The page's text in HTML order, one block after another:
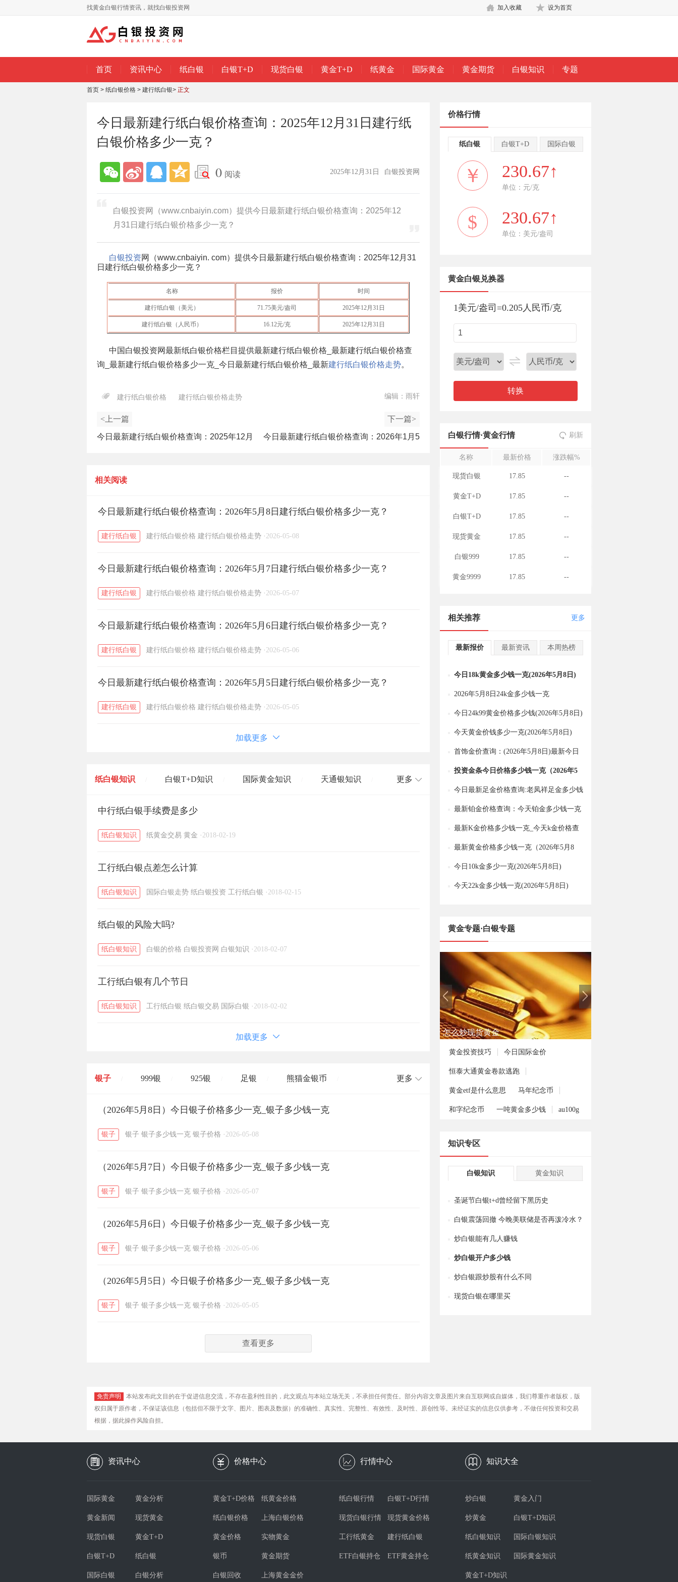
找黄金白银行情资讯，就找白银投资网 设为首页
加入收藏
首页 资讯中心 纸白银 白银T+D 现货白银 黄金T+D 纸黄金 国际黄金 黄金期货 白银知识 专题
首页 > 纸白银价格 > 建行纸白银> 正文
今日最新建行纸白银价格查询：2025年12月31日建行纸
白银价格多少一克？
0 阅读 白银投资网
2025年12月31日
白银投资网（www.cnbaiyin.com）提供今日最新建行纸白银价格查询：2025年12
月31日建行纸白银价格多少一克？
白银投资网（www.cnbaiyin. com）提供今日最新建行纸白银价格查询： 2025年12月31
日 建行纸白银价格多少一克？
名称 报价 时间
建行纸白银（美元） 71.75美元/盎司 2025年12月31日
建行纸白银（人民币） 16.12元/克 2025年12月31日
中国白银投资网最新纸白银价格栏目提供最新建行纸白银价格_最新建行纸白银价格查
询_最新建行纸白银价格多少一克_今日最新建行纸白银价格_最新建行纸白银价格走势。
建行纸白银价格 建行纸白银价格走势 编辑：雨轩
<上一篇
今日最新建行纸白银价格查询：2025年12月
下一篇>
今日最新建行纸白银价格查询：2026年1月5
相关阅读
今日最新建行纸白银价格查询：2026年5月8日建行纸白银价格多少一克？
建行纸白银 建行纸白银价格 建行纸白银价格走势 · 2026-05-08
今日最新建行纸白银价格查询：2026年5月7日建行纸白银价格多少一克？
建行纸白银 建行纸白银价格 建行纸白银价格走势 · 2026-05-07
今日最新建行纸白银价格查询：2026年5月6日建行纸白银价格多少一克？
建行纸白银 建行纸白银价格 建行纸白银价格走势 · 2026-05-06
今日最新建行纸白银价格查询：2026年5月5日建行纸白银价格多少一克？
建行纸白银 建行纸白银价格 建行纸白银价格走势 · 2026-05-05
加载更多
纸白银知识 白银T+D知识 国际黄金知识 天通银知识
黄金T+D知识 / 粤贵银知识
更多
中行纸白银手续费是多少
纸白银知识 纸黄金交易 黄金 · 2018-02-19
工行纸白银点差怎么计算
纸白银知识 国际白银走势 纸白银投资 工行纸白银 · 2018-02-15
纸白银的风险大吗?
纸白银知识 白银的价格 白银投资网 白银知识 · 2018-02-07
工行纸白银有几个节日
纸白银知识 工行纸白银 纸白银交易 国际白银 · 2018-02-02
加载更多
银子 999银 925银 足银 熊猫金银币
开国纪念币 大清银币 / 长城币 / 老凤祥
菜百 周生生 周大生
六福 / 金至尊 / 潮宏基 / 亚一金店 黄金
更多
（2026年5月8日）今日银子价格多少一克_银子多少钱一克
银子 银子 银子多少钱一克 银子价格 · 2026-05-08
（2026年5月7日）今日银子价格多少一克_银子多少钱一克
银子 银子 银子多少钱一克 银子价格 · 2026-05-07
（2026年5月6日）今日银子价格多少一克_银子多少钱一克
银子 银子 银子多少钱一克 银子价格 · 2026-05-06
（2026年5月5日）今日银子价格多少一克_银子多少钱一克
银子 银子 银子多少钱一克 银子价格 · 2026-05-05
查看更多
价格行情
纸白银 白银T+D 国际白银
￥ 230.67↑
单位：元/克
$ 230.67↑
单位：美元/盎司
黄金白银兑换器
1美元/盎司 =0.205人民币/克
转换
白银行情·黄金行情 刷新
名称 最新价格 涨跌幅%
现货白银 17.85 --
黄金T+D 17.85 --
白银T+D 17.85 --
现货黄金 17.85 --
白银999 17.85 --
黄金9999 17.85 --
相关推荐 更多
最新报价 最新资讯 本周热榜
今日18k黄金多少钱一克(2026年5月8日)
2026年5月8日24k金多少钱一克
今日24k99黄金价格多少钱(2026年5月8日)
今天黄金价钱多少一克(2026年5月8日)
首饰金价查询：(2026年5月8日)最新今日
金价多少一克？
投资金条今日价格多少钱一克（2026年5
月8日）
今日最新足金价格查询:老凤祥足金多少钱
一克（2026年5月8日）
最新铂金价格查询：今天铂金多少钱一克
（2026年5月8日）
最新K金价格多少钱一克_今天k金价格查
询（2026年5月8日）
最新黄金价格多少钱一克（2026年5月8
日）
今日10k金多少一克(2026年5月8日)
今天22k金多少钱一克(2026年5月8日)
黄金专题·白银专题
怎么炒现货黄金
黄金投资技巧 今日国际金价
恒泰大通黄金卷款逃跑
黄金etf是什么意思 马年纪念币
和字纪念币 一吨黄金多少钱 au100g
知识专区
白银知识 黄金知识
圣诞节白银t+d曾经留下黑历史
白银震荡回撤 今晚美联储是否再泼冷水？
炒白银能有几人赚钱
炒白银开户多少钱
炒白银跟炒股有什么不同
现货白银在哪里买
免责声明
本站发布此文目的在于促进信息交流，不存在盈利性目的，此文观点与本站立场无关，不承担任何责任。部分内容文章及图片来自互联网或自媒体，我们尊重作者版权，版
权归属于原作者，不保证该信息（包括但不限于文字、图片、图表及数据）的准确性、真实性、完整性、有效性、及时性、原创性等。未经证实的信息仅供参考，不做任何投资和交易
根据，据此操作风险自担。
资讯中心 价格中心 行情中心 知识大全
国际黄金 黄金分析
黄金新闻 现货黄金
现货白银 黄金T+D
白银T+D 纸白银
国际白银 白银分析
黄金T+D价格 纸黄金价格
纸白银价格 上海白银价格
黄金价格 实物黄金
银币 黄金期货
白银回收 上海黄金金价
纸白银行情 白银T+D行情
现货白银行情 现货黄金价格
工行纸黄金 建行纸白银
ETF白银持仓 ETF黄金持仓
炒白银 黄金入门
炒黄金 白银T+D知识
纸白银知识 国际白银知识
纸黄金知识 国际黄金知识
黄金T+D知识